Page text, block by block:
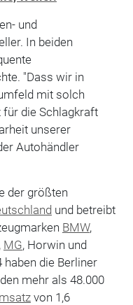
und
In beiden
"Dass wir in
mit solch
die Schlagkraft
unserer
Autohändler
der größten
und betreibt
BMW,
, MG, Horwin und
haben die Berliner
mehr als 48.000
von 1,6